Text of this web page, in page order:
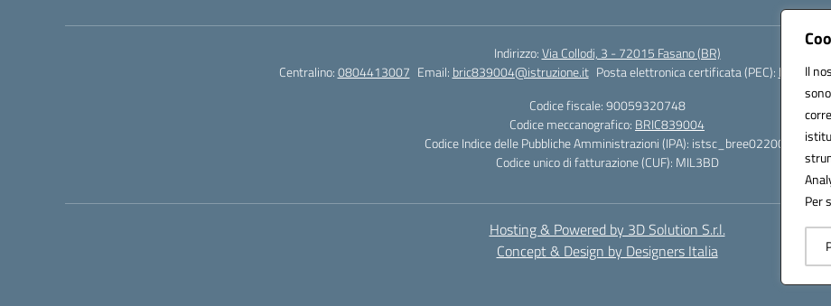
Il
Per
Indirizzo:Via Collodi, 3 - 72015 Fasano (BR)
Centralino:0804413007 Email: bric839004@istruzione.it Posta elettronica certificata (PEC):
Codice fiscale: 90059320748
Codice meccanografico: BRIC839004
Codice Indice delle Pubbliche Amministrazioni (IPA): istsc_bree02200r
Codice unico di fatturazione (CUF): MIL3BD
Hosting & Powered by 3D Solution S.r.l.
Concept & Design by Designers Italia